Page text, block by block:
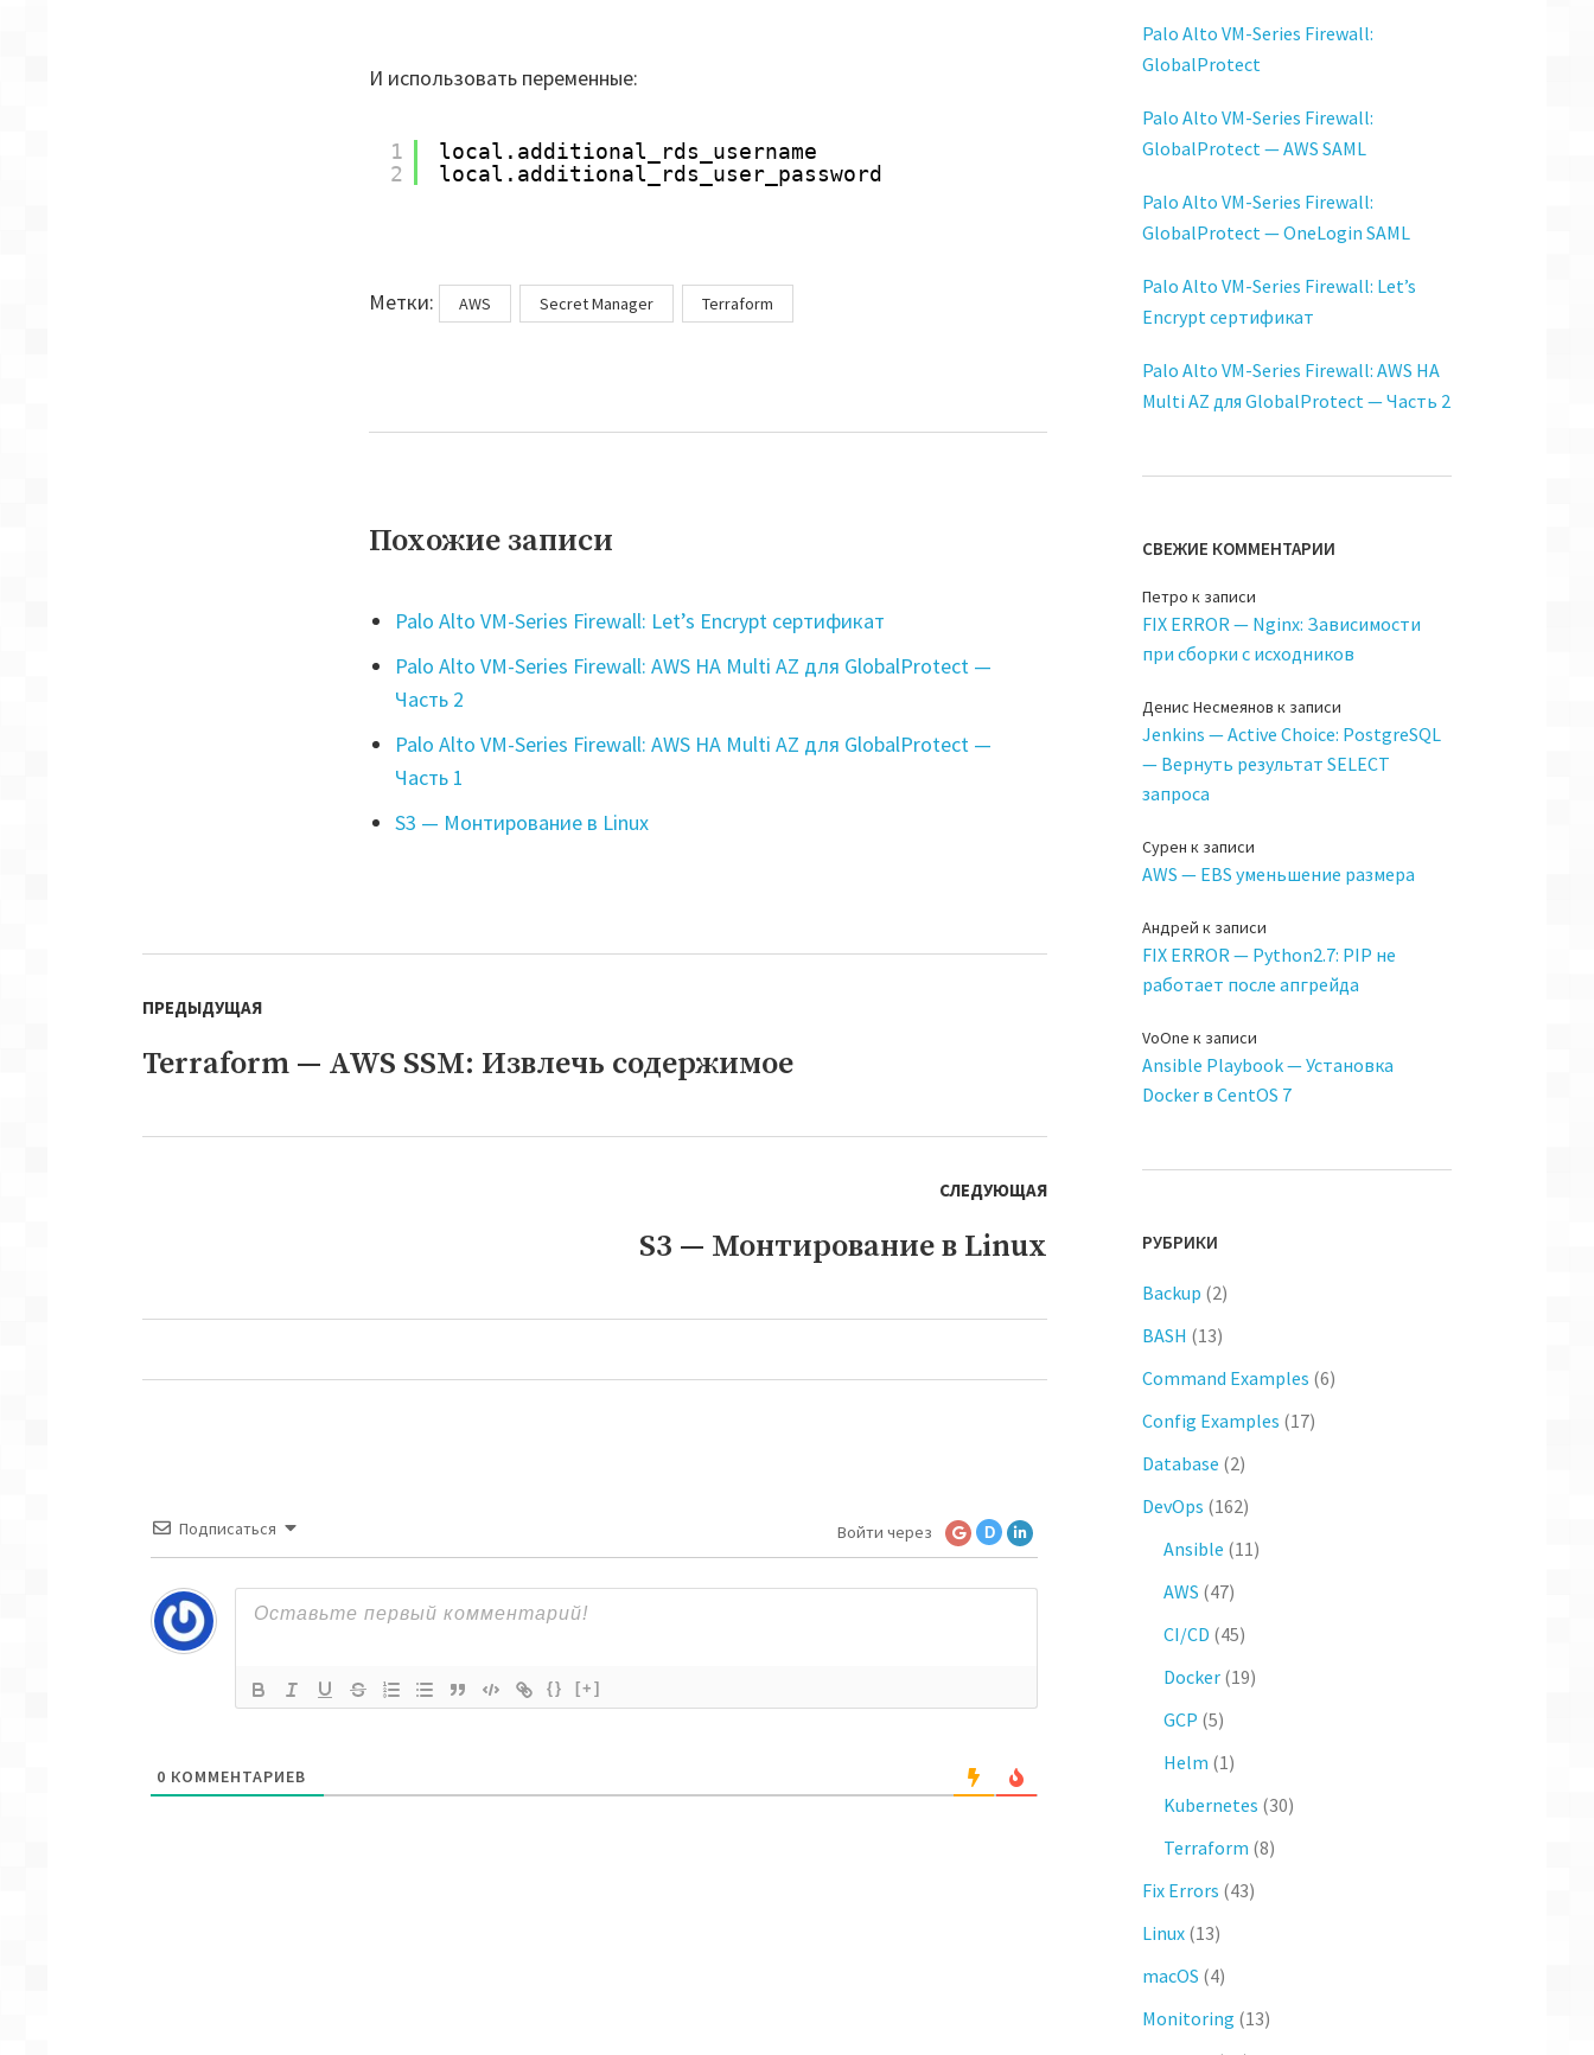
И использовать переменные:
1
2
local.additional_rds_username
local.additional_rds_user_password
Метки: Метки
AWS Secret Manager Terraform
Похожие записи
Palo Alto VM-Series Firewall: Let’s Encrypt сертификат
Palo Alto VM-Series Firewall: AWS HA Multi AZ для GlobalProtect —
Часть 2
Palo Alto VM-Series Firewall: AWS HA Multi AZ для GlobalProtect —
Часть 1
S3 — Монтирование в Linux
по
записям
ПРЕДЫДУЩАЯ
Предыдущая
Terraform — AWS SSM: Извлечь содержимое
СЛЕДУЮЩАЯ
S3 — Монтирование в Linux
Подписаться Войти через D
{} [+]
0 КОММЕНТАРИЕВ
Palo Alto VM-Series Firewall:
GlobalProtect
Palo Alto VM-Series Firewall:
GlobalProtect — AWS SAML
Palo Alto VM-Series Firewall:
GlobalProtect — OneLogin SAML
Palo Alto VM-Series Firewall: Let’s
Encrypt сертификат
Palo Alto VM-Series Firewall: AWS HA
Multi AZ для GlobalProtect — Часть 2
СВЕЖИЕ КОММЕНТАРИИ
Петро к записи
FIX ERROR — Nginx: Зависимости
при сборки с исходников
Денис Несмеянов к записи
Jenkins — Active Choice: PostgreSQL
— Вернуть результат SELECT
запроса
Сурен к записи
AWS — EBS уменьшение размера
Андрей к записи
FIX ERROR — Python2.7: PIP не
работает после апгрейда
VoOne к записи
Ansible Playbook — Установка
Docker в CentOS 7
РУБРИКИ
Backup (2)
BASH (13)
Command Examples (6)
Config Examples (17)
Database (2)
DevOps (162)
Ansible (11)
AWS (47)
CI/CD (45)
Docker(19)
GCP (5)
Helm (1)
Kubernetes (30)
Terraform (8)
Fix Errors (43)
Linux(13)
macOS (4)
Monitoring (13)